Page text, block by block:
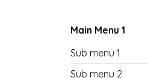
Main Menu 1
Sub menu 1
Sub menu 2